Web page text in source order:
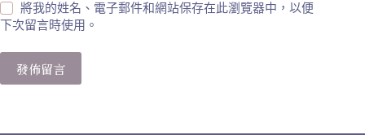
將我的姓名、電子郵件和網站保存在此瀏覽器中，以便
下次留言時使用。
發佈留言